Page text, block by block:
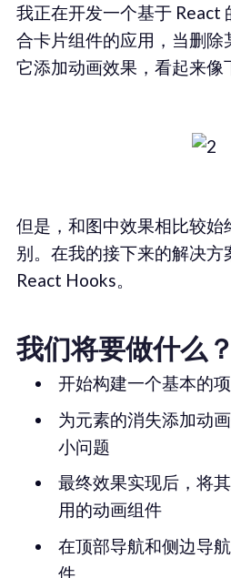
我正在开发一个基于 React
合卡片组件的应用，当删除
它添加动画效果，看起来像
但是，和图中效果相比较始
别。在我的接下来的解决方
React Hooks。
我们将要做什么？
开始构建一个基本的
为元素的消失添加动
小问题
最终效果实现后，将
用的动画组件
在顶部导航和侧边导
件